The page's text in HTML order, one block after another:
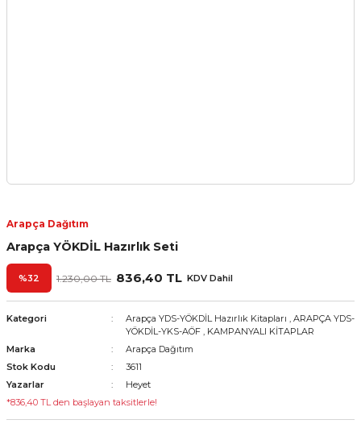
Arapça Dağıtım
Arapça YÖKDİL Hazırlık Seti
%32 1.230,00 TL 836,40 TL KDV Dahil
Kategori Arapça YDS-YÖKDİL Hazırlık Kitapları , ARAPÇA YDS-
YÖKDİL-YKS-AÖF , KAMPANYALI KİTAPLAR
Marka
Arapça Dağıtım
Stok Kodu
3611
Yazarlar
Heyet
*836,40 TL den başlayan taksitlerle!